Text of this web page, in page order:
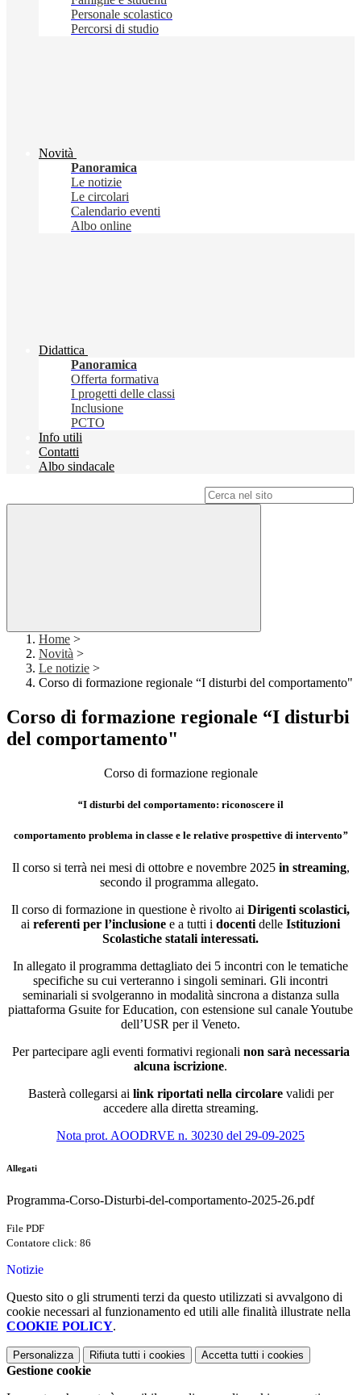
Personale scolastico
Percorsi di studio
Novità
Panoramica
Le notizie
Le circolari
Calendario eventi
Albo online
Didattica
Panoramica
Offerta formativa
I progetti delle classi
Inclusione
PCTO
Info utili
Contatti
Albo sindacale
Home >
Novità >
Le notizie >
Corso di formazione regionale “I disturbi del comportamento"
Corso di formazione regionale “I disturbi
del comportamento"
Corso di formazione regionale
“I disturbi del comportamento: riconoscere il
comportamento problema in classe e le relative prospettive di intervento”
Il corso si terrà nei mesi di ottobre e novembre 2025 in streaming,
secondo il programma allegato.
Il corso di formazione in questione è rivolto ai Dirigenti scolastici,
ai referenti per l’inclusione e a tutti i docenti delle Istituzioni
Scolastiche statali interessati.
In allegato il programma dettagliato dei 5 incontri con le tematiche
specifiche su cui verteranno i singoli seminari. Gli incontri
seminariali si svolgeranno in modalità sincrona a distanza sulla
piattaforma Gsuite for Education, con estensione sul canale Youtube
dell’USR per il Veneto.
Per partecipare agli eventi formativi regionali non sarà necessaria
alcuna iscrizione.
Basterà collegarsi ai link riportati nella circolarevalidi per
accedere alla diretta streaming.
Nota prot. AOODRVE n. 30230 del 29-09-2025
Allegati
Programma-Corso-Disturbi-del-comportamento-2025-26.pdf
File PDF
Contatore click: 86
Notizie
Questo sito o gli strumenti terzi da questo utilizzati si avvalgono di
cookie necessari al funzionamento ed utili alle finalità illustrate nella
COOKIE POLICY.
Personalizza Rifiuta tutti i cookies Accetta tutti i cookies
Gestione cookie